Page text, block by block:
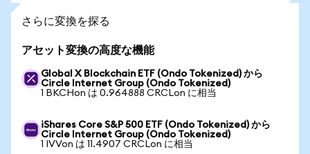
さらに変換を探る
アセット変換の高度な機能
Global X Blockchain ETF (Ondo Tokenized) から
Circle Internet Group (Ondo Tokenized)
1 BKCHon は 0.964888 CRCLon に相当
iShares Core S&P 500 ETF (Ondo Tokenized) から
Circle Internet Group (Ondo Tokenized)
1 IVVon は 11.4907 CRCLon に相当